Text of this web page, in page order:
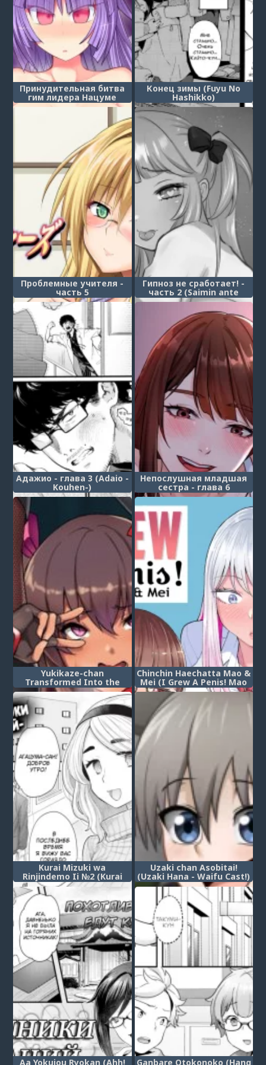
Принудительная битва
гим лидера Нацуме
(Pokémon Gym Leader
Конец зимы (Fuyu No
Hashikko)
Проблемные учителя -
часть 5
Гипноз не сработает! -
часть 2 (Saimin ante
Kakarimase)
Адажио - глава 3 (Adaio -
Kouhen-)
Непослушная младшая
сестра - глава 6
Yukikaze-chan
Transformed Into the
Common Dorm’s Free
Communal Prostitute
(Tatsurou Excluded)
Chinchin Haechatta Mao &
Mei (I Grew A Penis! Mao
& Mei) (У меня вырос
Kurai Mizuki wa
Rinjindemo Ii №2 (Kurai
Mizuki Will Settle for Her
Neighbor) (Моя соседка-
Курай Мизуки)
Uzaki chan Asobitai!
(Uzaki Hana - Waifu Cast!)
(Удзаки хочет
тусоваться!)
Aa Yokujou Ryokan (Ahh! Ganbare Otokonoko (Hang